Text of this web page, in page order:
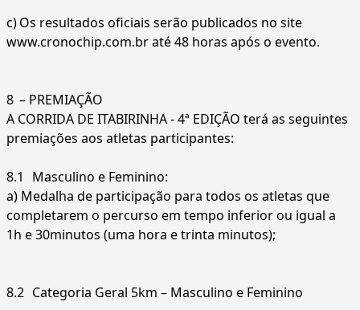
c)Os resultados oficiais serão publicados no site
www.cronochip.com.br até 48 horas após o evento.
8 – PREMIAÇÃO
A CORRIDA DE ITABIRINHA - 4ª EDIÇÃO terá as seguintes
premiações aos atletas participantes:
8.1
Masculino e Feminino:
a) Medalha de participação para todos os atletas que
completarem o percurso em tempo inferior ou igual a
1h e 30minutos (uma hora e trinta minutos);
8.2 Categoria Geral 5km – Masculino e Feminino